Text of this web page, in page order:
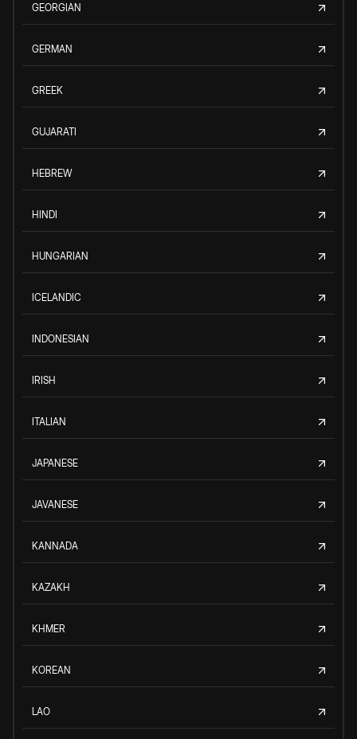
GEORGIAN
GERMAN
GREEK
GUJARATI
HEBREW
HINDI
HUNGARIAN
ICELANDIC
INDONESIAN
IRISH
ITALIAN
JAPANESE
JAVANESE
KANNADA
KAZAKH
KHMER
KOREAN
LAO